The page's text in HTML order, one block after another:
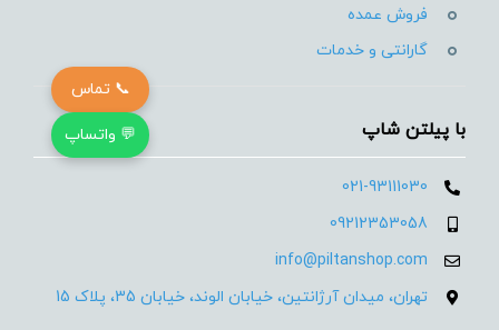
فروش عمده
گارانتی و خدمات
با پیلتن شاپ
021-93111030
09212353058
info@piltanshop.com
تهران، میدان آرژانتین، خیابان الوند، خیابان 35، پلاک 15
📞 تماس
💬 واتساپ